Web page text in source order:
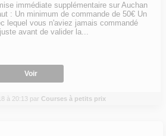
immédiate supplémentaire sur Auchan
: Un minimum de commande de 50€ Un
lequel vous n'aviez jamais commandé
avant de valider la...
Voir
à 20:13 par Courses à petits prix